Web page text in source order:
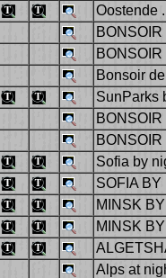
Oostende
BONSOIR
Bonsoir
SunParks
Sofia by
SOFIA BY
MINSK
MINSK
Alps at